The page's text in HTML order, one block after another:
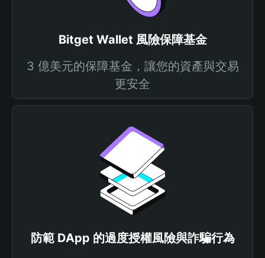
Bitget Wallet 風險保障基金
3 億美元的保障基金，讓您的資產與交易
更安全
防範 DApp 的過度授權風險與詐騙行為